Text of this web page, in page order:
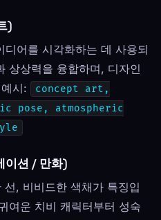
)
어를 시각화하는 데 사용되
상상력을 융합하며, 디자인
시:
concept art,
pose, atmospheric
이션 / 만화)
, 비비드한 색채가 특징입
여운 치비 캐릭터부터 성숙